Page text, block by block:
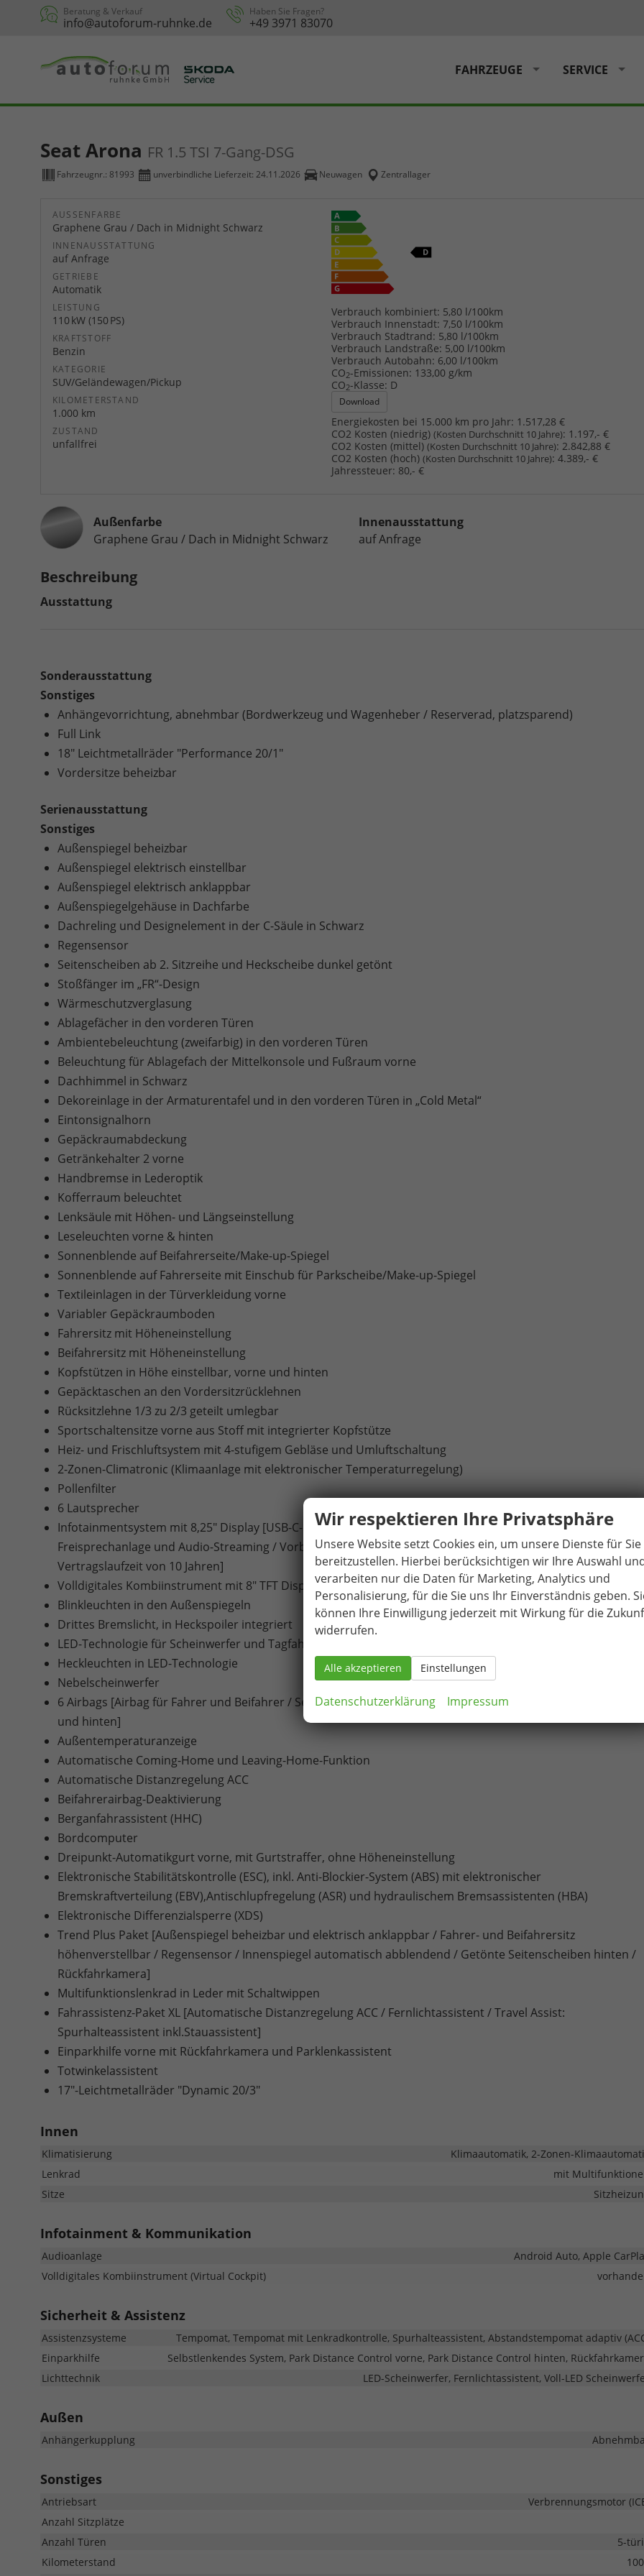
Beratung & Verkauf
info@autoforum-ruhnke.de
Haben Sie Fragen?
+49 3971 83070
FAHRZEUGE SERVICE
Seat Arona FR 1.5 TSI 7-Gang-DSG
Fahrzeugnr.: 81993 unverbindliche Lieferzeit: 24.11.2026 Neuwagen Zentrallager
AUSSENFARBE
Graphene Grau / Dach in Midnight Schwarz
INNENAUSSTATTUNG
auf Anfrage
GETRIEBE
Automatik
LEISTUNG
110 kW (150 PS)
KRAFTSTOFF
Benzin
KATEGORIE
SUV/Geländewagen/Pickup
KILOMETERSTAND
1.000 km
ZUSTAND
unfallfrei
Verbrauch kombiniert: 5,80 l/100km
Verbrauch Innenstadt: 7,50 l/100km
Verbrauch Stadtrand: 5,80 l/100km
Verbrauch Landstraße: 5,00 l/100km
Verbrauch Autobahn: 6,00 l/100km
CO2-Emissionen: 133,00 g/km
CO2-Klasse: D
Download
Energiekosten bei 15.000 km pro Jahr: 1.517,28 €
CO2 Kosten (niedrig) (Kosten Durchschnitt 10 Jahre): 1.197,- €
CO2 Kosten (mittel) (Kosten Durchschnitt 10 Jahre): 2.842,88 €
CO2 Kosten (hoch) (Kosten Durchschnitt 10 Jahre): 4.389,- €
Jahressteuer: 80,- €
Außenfarbe
Graphene Grau / Dach in Midnight Schwarz
Innenausstattung
auf Anfrage
Beschreibung
Ausstattung
Sonderausstattung
Sonstiges
Anhängevorrichtung, abnehmbar (Bordwerkzeug und Wagenheber / Reserverad, platzsparend)
Full Link
18" Leichtmetallräder "Performance 20/1"
Vordersitze beheizbar
Serienausstattung
Sonstiges
Außenspiegel beheizbar
Außenspiegel elektrisch einstellbar
Außenspiegel elektrisch anklappbar
Außenspiegelgehäuse in Dachfarbe
Dachreling und Designelement in der C-Säule in Schwarz
Regensensor
Seitenscheiben ab 2. Sitzreihe und Heckscheibe dunkel getönt
Stoßfänger im „FR“-Design
Wärmeschutzverglasung
Ablagefächer in den vorderen Türen
Ambientebeleuchtung (zweifarbig) in den vorderen Türen
Beleuchtung für Ablagefach der Mittelkonsole und Fußraum vorne
Dachhimmel in Schwarz
Dekoreinlage in der Armaturentafel und in den vorderen Türen in „Cold Metal“
Eintonsignalhorn
Gepäckraumabdeckung
Getränkehalter 2 vorne
Handbremse in Lederoptik
Kofferraum beleuchtet
Lenksäule mit Höhen- und Längseinstellung
Leseleuchten vorne & hinten
Sonnenblende auf Beifahrerseite/Make-up-Spiegel
Sonnenblende auf Fahrerseite mit Einschub für Parkscheibe/Make-up-Spiegel
Textileinlagen in der Türverkleidung vorne
Variabler Gepäckraumboden
Fahrersitz mit Höheneinstellung
Beifahrersitz mit Höheneinstellung
Kopfstützen in Höhe einstellbar, vorne und hinten
Gepäcktaschen an den Vordersitzrücklehnen
Rücksitzlehne 1/3 zu 2/3 geteilt umlegbar
Sportschaltensitze vorne aus Stoff mit integrierter Kopfstütze
Heiz- und Frischluftsystem mit 4-stufigem Gebläse und Umluftschaltung
2-Zonen-Climatronic (Klimaanlage mit elektronischer Temperaturregelung)
Pollenfilter
6 Lautsprecher
Infotainmentsystem mit 8,25" Display [USB-C-Schnittstelle / Bluetooth-Schnittstelle mit integrierter
Freisprechanlage und Audio-Streaming / Vorbereitet für die Aktivierung von SEAT CONNECT mit kostenloser
Vertragslaufzeit von 10 Jahren]
Volldigitales Kombiinstrument mit 8" TFT Display
Blinkleuchten in den Außenspiegeln
Drittes Bremslicht, in Heckspoiler integriert
LED-Technologie für Scheinwerfer und Tagfahrlicht
Heckleuchten in LED-Technologie
Nebelscheinwerfer
6 Airbags [Airbag für Fahrer und Beifahrer / Seitenairbag für Fahrer und Beifahrer / Kopfairbag-System,
und hinten]
Außentemperaturanzeige
Automatische Coming-Home und Leaving-Home-Funktion
Automatische Distanzregelung ACC
Beifahrerairbag-Deaktivierung
Berganfahrassistent (HHC)
Bordcomputer
Dreipunkt-Automatikgurt vorne, mit Gurtstraffer, ohne Höheneinstellung
Elektronische Stabilitätskontrolle (ESC), inkl. Anti-Blockier-System (ABS) mit elektronischer
Bremskraftverteilung (EBV),Antischlupfregelung (ASR) und hydraulischem Bremsassistenten (HBA)
Elektronische Differenzialsperre (XDS)
Trend Plus Paket [Außenspiegel beheizbar und elektrisch anklappbar / Fahrer- und Beifahrersitz
höhenverstellbar / Regensensor / Innenspiegel automatisch abblendend / Getönte Seitenscheiben hinten /
Rückfahrkamera]
Multifunktionslenkrad in Leder mit Schaltwippen
Fahrassistenz-Paket XL [Automatische Distanzregelung ACC / Fernlichtassistent / Travel Assist:
Spurhalteassistent inkl.Stauassistent]
Einparkhilfe vorne mit Rückfahrkamera und Parklenkassistent
Totwinkelassistent
17"-Leichtmetallräder "Dynamic 20/3"
Innen
Klimatisierung
Klimaautomatik, 2-Zonen-
Lenkrad
mit
Sitze
Infotainment & Kommunikation
Audioanlage
Android Auto, Apple
Volldigitales Kombiinstrument (Virtual Cockpit)
Sicherheit & Assistenz
Assistenzsysteme
Tempomat, Tempomat mit Lenkradkontrolle, Spurhalteassistent, Abstandstempomat adaptiv
Einparkhilfe
Selbstlenkendes System, Park Distance Control vorne, Park Distance Control hinten,
Lichttechnik
LED-Scheinwerfer, Fernlichtassistent, Voll-LED
Außen
Anhängerkupplung
Sonstiges
Antriebsart
Verbrennungsmotor
Anzahl Sitzplätze
Anzahl Türen
5-
Kilometerstand
Wir respektieren Ihre Privatsphäre
Unsere Website setzt Cookies ein, um unsere Dienste für Sie
bereitzustellen. Hierbei berücksichtigen wir Ihre Auswahl
verarbeiten nur die Daten für Marketing, Analytics und
Personalisierung, für die Sie uns Ihr Einverständnis geben.
können Ihre Einwilligung jederzeit mit Wirkung für die
widerrufen.
Alle akzeptieren Einstellungen
Datenschutzerklärung Impressum